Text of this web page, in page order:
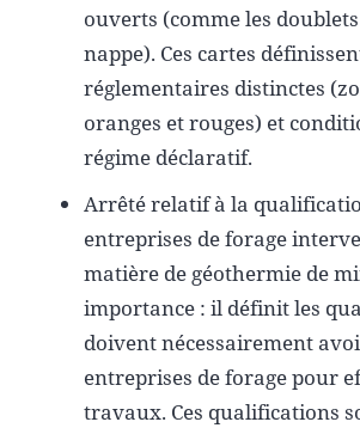
ouverts (comme les
nappe). Ces cartes
réglementaires distinctes
oranges et rouges) et
régime déclaratif.
Arrêté relatif à la
entreprises de forage
matière de géothermie de
importance : il définit les
doivent nécessairement
entreprises de forage pour
travaux. Ces qualifications